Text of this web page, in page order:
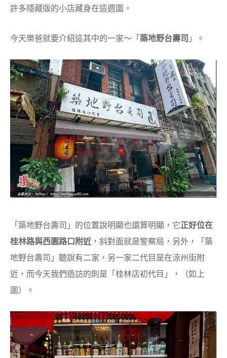
許多隱藏版的小店藏身在這週圍。
今天樂爸就要介紹這其中的一家～「築地野台壽司 」。
「築地野台壽司」的位置說明顯也還算明顯，它正好位在
桂林路與西園路口附近 ，斜對面就是警察局，另外，「築
地野台壽司」聽說有二家，另一家二代目是在涼州街附
近，而今天我們造訪的則是「桂林店初代目」，（如上
圖）。